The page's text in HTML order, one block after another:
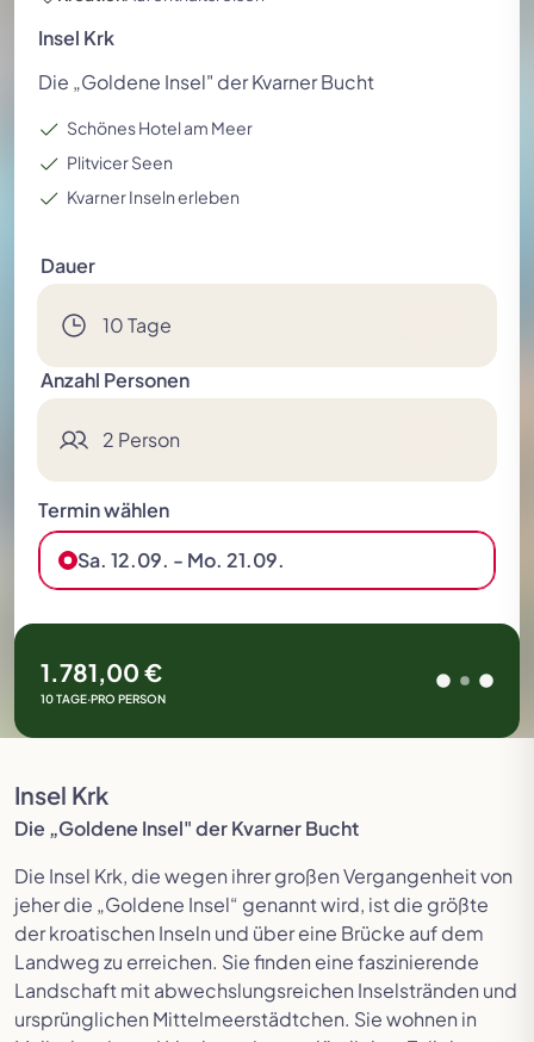
Insel Krk
Die „Goldene Insel" der Kvarner Bucht
Schönes Hotel am Meer
Plitvicer Seen
Kvarner Inseln erleben
Dauer
10 Tage
Anzahl Personen
2 Person
Termin wählen
Sa. 12.09. - Mo. 21.09.
1.781,00 €
10 TAGE·PRO PERSON
Insel Krk
Die „Goldene Insel" der Kvarner Bucht
Die Insel Krk, die wegen ihrer großen Vergangenheit von
jeher die „Goldene Insel“ genannt wird, ist die größte
der kroatischen Inseln und über eine Brücke auf dem
Landweg zu erreichen. Sie finden eine faszinierende
Landschaft mit abwechslungsreichen Inselstränden und
ursprünglichen Mittelmeerstädtchen. Sie wohnen in